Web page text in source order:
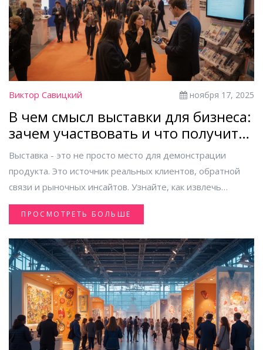
Виктор Савицкий ноября 17, 2025
В чем смысл выставки для бизнеса:
зачем участвовать и что получить
на деле
Выставка - это не просто место для демонстрации
продукта. Это источник реальных клиентов, обратной
связи и рыночных инсайтов. Узнайте, как извлечь
максимум из участия в бизнес-выставках в 2025 году.
ПРОСМОТРЕТЬ БОЛЬШЕ